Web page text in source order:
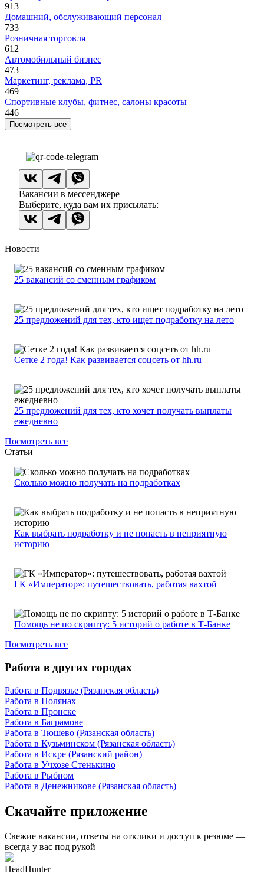
913
Домашний, обслуживающий персонал
733
Розничная торговля
612
Автомобильный бизнес
473
Маркетинг, реклама, PR
469
Спортивные клубы, фитнес, салоны красоты
446
Посмотреть все
Вакансии в мессенджере
Выберите, куда вам их присылать:
Новости
25 вакансий со сменным графиком
25 предложений для тех, кто ищет подработку на лето
Сетке 2 года! Как развивается соцсеть от hh.ru
25 предложений для тех, кто хочет получать выплаты
ежедневно
Посмотреть все
Статьи
Сколько можно получать на подработках
Как выбрать подработку и не попасть в неприятную
историю
ГК «Император»: путешествовать, работая вахтой
Помощь не по скрипту: 5 историй о работе в Т-Банке
Посмотреть все
Работа в других городах
Работа в Подвязье (Рязанская область)
Работа в Полянах
Работа в Пронске
Работа в Баграмове
Работа в Тюшево (Рязанская область)
Работа в Кузьминском (Рязанская область)
Работа в Искре (Рязанский район)
Работа в Учхозе Стенькино
Работа в Рыбном
Работа в Денежникове (Рязанская область)
Скачайте приложение
Свежие вакансии, ответы на отклики и доступ к резюме —
всегда у вас под рукой
HeadHunter